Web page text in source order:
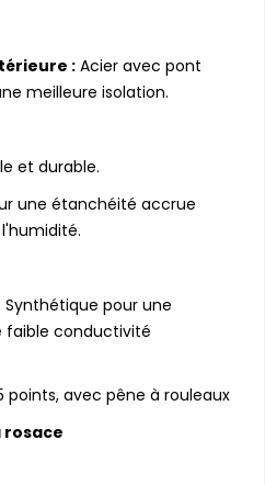
: Acier avec pont
meilleure isolation.
et durable.
une étanchéité accrue
pour une
faible conductivité
points, avec pêne à rouleaux
rosace